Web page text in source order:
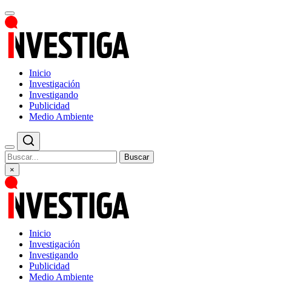
Inicio
Investigación
Investigando
Publicidad
Medio Ambiente
Buscar
×
Inicio
Investigación
Investigando
Publicidad
Medio Ambiente